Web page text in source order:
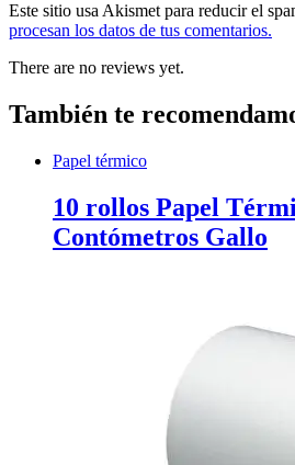
Este sitio usa Akismet para reducir el
procesan los datos de tus comentarios.
There are no reviews yet.
También te
Papel térmico
10 rollos Papel
Contómetros Gallo